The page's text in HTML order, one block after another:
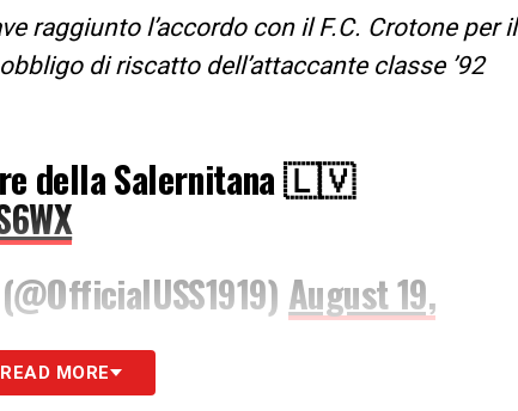
raggiunto l’accordo con il F.C. Crotone per il
di riscatto dell’attaccante classe ’92
della Salernitana 🇱🇻
August 19,
READ MORE